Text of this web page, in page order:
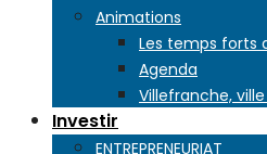
Animations
Les temps forts
Agenda
Villefranche,
Investir
ENTREPRENEURIAT